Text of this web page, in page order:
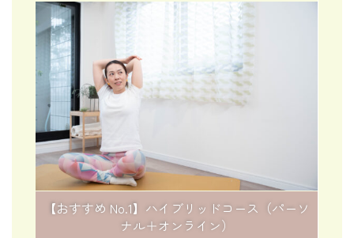
【おすすめ No.1】ハイブリッドコース（パーソ
ナル＋オンライン）